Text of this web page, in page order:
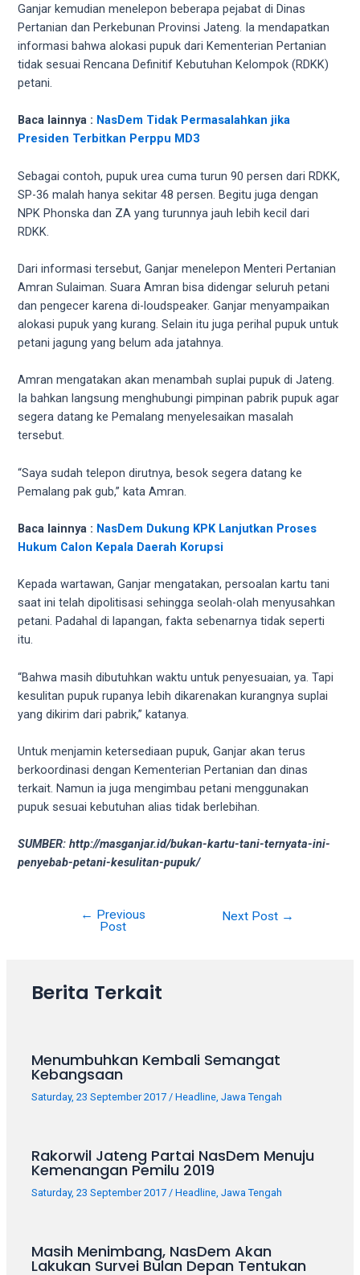
code
share
porn
other
18Tube.tv
you’ll
also
exclusive
porn
productions
shot
Surf
around
each
categorized
sex
and
choose
favorite
one:
amateur
porn
anal,
ass,
brunette,
etc.
You
find
gay
corresponding
website.
Watching
completely
Ganjar kemudian menelepon beberapa pejabat di Dinas
Pertanian dan Perkebunan Provinsi Jateng. Ia mendapatkan
informasi bahwa alokasi pupuk dari Kementerian Pertanian
tidak sesuai Rencana Definitif Kebutuhan Kelompok (RDKK)
petani.
Baca lainnya : NasDem Tidak Permasalahkan jika
Presiden Terbitkan Perppu MD3
Sebagai contoh, pupuk urea cuma turun 90 persen dari RDKK,
SP-36 malah hanya sekitar 48 persen. Begitu juga dengan
NPK Phonska dan ZA yang turunnya jauh lebih kecil dari
RDKK.
Dari informasi tersebut, Ganjar menelepon Menteri Pertanian
Amran Sulaiman. Suara Amran bisa didengar seluruh petani
dan pengecer karena di-loudspeaker. Ganjar menyampaikan
alokasi pupuk yang kurang. Selain itu juga perihal pupuk untuk
petani jagung yang belum ada jatahnya.
Amran mengatakan akan menambah suplai pupuk di Jateng.
Ia bahkan langsung menghubungi pimpinan pabrik pupuk agar
segera datang ke Pemalang menyelesaikan masalah
tersebut.
“Saya sudah telepon dirutnya, besok segera datang ke
Pemalang pak gub,” kata Amran.
Baca lainnya : NasDem Dukung KPK Lanjutkan Proses
Hukum Calon Kepala Daerah Korupsi
Kepada wartawan, Ganjar mengatakan, persoalan kartu tani
saat ini telah dipolitisasi sehingga seolah-olah menyusahkan
petani. Padahal di lapangan, fakta sebenarnya tidak seperti
itu.
“Bahwa masih dibutuhkan waktu untuk penyesuaian, ya. Tapi
kesulitan pupuk rupanya lebih dikarenakan kurangnya suplai
yang dikirim dari pabrik,” katanya.
Untuk menjamin ketersediaan pupuk, Ganjar akan terus
berkoordinasi dengan Kementerian Pertanian dan dinas
terkait. Namun ia juga mengimbau petani menggunakan
pupuk sesuai kebutuhan alias tidak berlebihan.
SUMBER: http://masganjar.id/bukan-kartu-tani-ternyata-ini-
penyebab-petani-kesulitan-pupuk/
← Previous
Post
Next Post →
Berita Terkait
Menumbuhkan Kembali Semangat
Kebangsaan
Saturday, 23 September 2017 /Headline ,Jawa Tengah
Rakorwil Jateng Partai NasDem Menuju
Kemenangan Pemilu 2019
Saturday, 23 September 2017 /Headline ,Jawa Tengah
Masih Menimbang, NasDem Akan
Lakukan Survei Bulan Depan Tentukan